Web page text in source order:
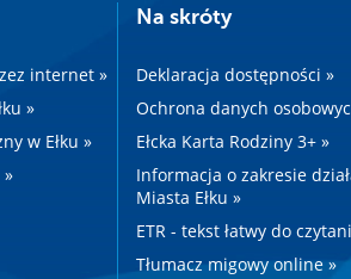
internet »
»
w Ełku »
Na skróty
Deklaracja dostępności »
Ochrona danych
Ełcka Karta Rodziny 3+ »
Informacja o zakresie
Miasta Ełku »
ETR - tekst łatwy do
Tłumacz migowy online »